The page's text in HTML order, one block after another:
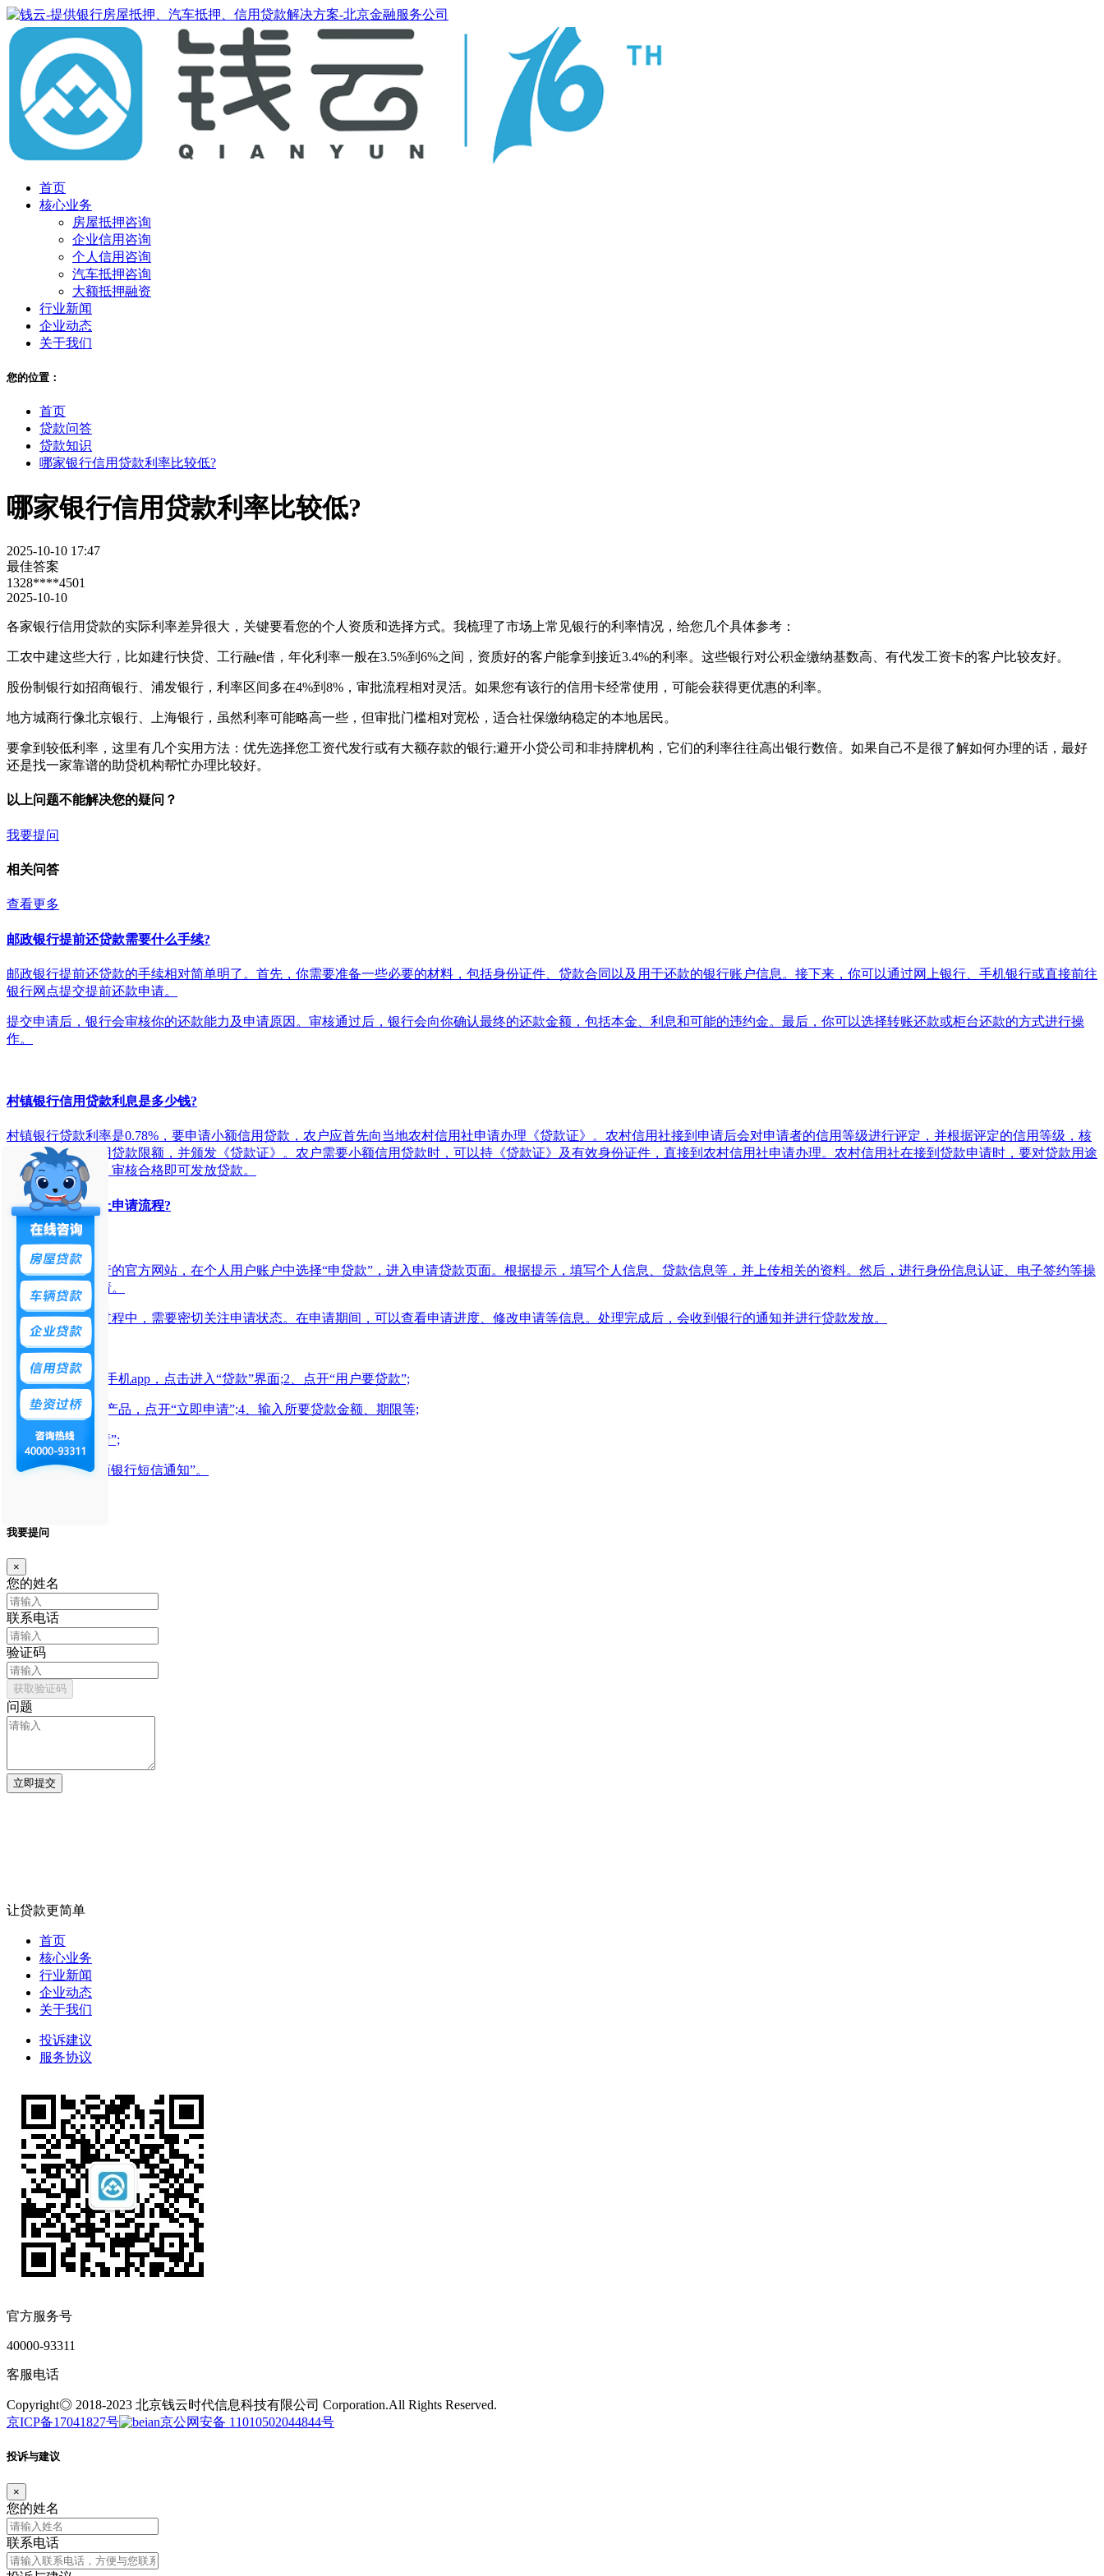
首页
核心业务
房屋抵押咨询
企业信用咨询
个人信用咨询
汽车抵押咨询
大额抵押融资
行业新闻
企业动态
关于我们
您的位置：
首页
贷款问答
贷款知识
哪家银行信用贷款利率比较低?
哪家银行信用贷款利率比较低?
2025-10-10 17:47
最佳答案
1328****4501
2025-10-10
各家银行信用贷款的实际利率差异很大，关键要看您的个人资质和选择方式。我梳理了市场上常见银行的利率情况，给您几个具体参考：
工农中建这些大行，比如建行快贷、工行融e借，年化利率一般在3.5%到6%之间，资质好的客户能拿到接近3.4%的利率。这些银行对公积金缴纳基数高、有代发工资卡的客户比较友好。
股份制银行如招商银行、浦发银行，利率区间多在4%到8%，审批流程相对灵活。如果您有该行的信用卡经常使用，可能会获得更优惠的利率。
地方城商行像北京银行、上海银行，虽然利率可能略高一些，但审批门槛相对宽松，适合社保缴纳稳定的本地居民。
要拿到较低利率，这里有几个实用方法：优先选择您工资代发行或有大额存款的银行;避开小贷公司和非持牌机构，它们的利率往往高出银行数倍。如果自己不是很了解如何办理的话，最好
还是找一家靠谱的助贷机构帮忙办理比较好。
以上问题不能解决您的疑问？
我要提问
相关问答
查看更多
邮政银行提前还贷款需要什么手续?
邮政银行提前还贷款的手续相对简单明了。首先，你需要准备一些必要的材料，包括身份证件、贷款合同以及用于还款的银行账户信息。接下来，你可以通过网上银行、手机银行或直接前往
银行网点提交提前还款申请。
提交申请后，银行会审核你的还款能力及申请原因。审核通过后，银行会向你确认最终的还款金额，包括本金、利息和可能的违约金。最后，你可以选择转账还款或柜台还款的方式进行操
作。
村镇银行信用贷款利息是多少钱?
村镇银行贷款利率是0.78%，要申请小额信用贷款，农户应首先向当地农村信用社申请办理《贷款证》。农村信用社接到申请后会对申请者的信用等级进行评定，并根据评定的信用等级，核
定相应等级的信用贷款限额，并颁发《贷款证》。农户需要小额信用贷款时，可以持《贷款证》及有效身份证件，直接到农村信用社申请办理。农村信用社在接到贷款申请时，要对贷款用途
及额度进行审核，审核合格即可发放贷款。
农商银行贷款网上申请流程?
电脑端申请
登录农村商业银行的官方网站，在个人用户账户中选择“申贷款”，进入申请贷款页面。根据提示，填写个人信息、贷款信息等，并上传相关的资料。然后，进行身份信息认证、电子签约等操
作，最后提交申请。
在网上申请贷款过程中，需要密切关注申请状态。在申请期间，可以查看申请进度、修改申请等信息。处理完成后，会收到银行的通知并进行贷款发放。
手机端申请
1、打开农商银行手机app，点击进入“贷款”界面;2、点开“用户要贷款”;
3、选择所要贷款产品，点开“立即申请”;4、输入所要贷款金额、期限等;
5、提交“贷款申请”;
6、提交“收到农商银行短信通知”。
我要提问
×
您的姓名
联系电话
验证码
获取验证码
问题
立即提交
让贷款更简单
首页
核心业务
行业新闻
企业动态
关于我们
投诉建议
服务协议
官方服务号
40000-93311
客服电话
Copyright◎ 2018-2023 北京钱云时代信息科技有限公司 Corporation.All Rights Reserved.
京ICP备17041827号
京公网安备 11010502044844号
投诉与建议
×
您的姓名
联系电话